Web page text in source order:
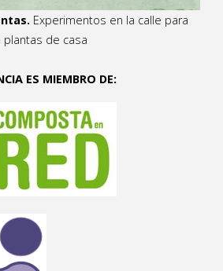
Experimentos en la calle para
plantas de casa
ES MIEMBRO DE: